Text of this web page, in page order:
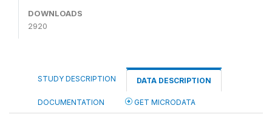
DOWNLOADS
2920
STUDY DESCRIPTION DATA DESCRIPTION
DOCUMENTATION GET MICRODATA